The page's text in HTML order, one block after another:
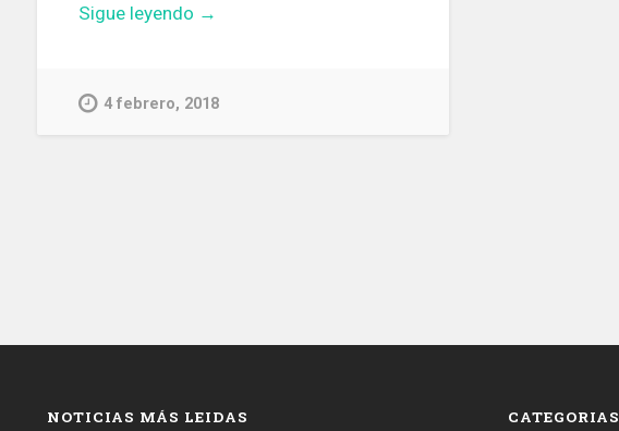
Sigue leyendo «Barcelona
3,9M
→
4 febrero, 2018
NOTICIAS MÁS LEIDAS CATEGORIAS